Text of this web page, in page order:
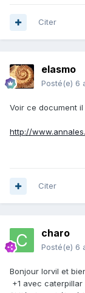
Citer
elasmo
Posté(e) 6
Voir ce document
http://
Citer
charo
Posté(e) 6
Bonjour lorvil et
+1 avec caterpillar